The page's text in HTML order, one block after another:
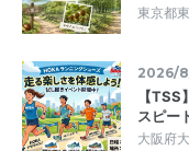
東京都
2026/
【
スピー
大阪府